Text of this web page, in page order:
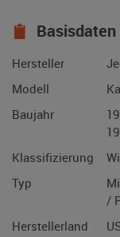
Basisdaten
Hersteller
Modell
Baujahr
Klassifizierung
Typ
/
Herstellerland